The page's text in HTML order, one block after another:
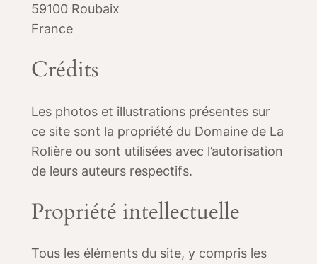
59100 Roubaix
France
Crédits
Les photos et illustrations présentes sur
ce site sont la propriété du Domaine de La
Rolière ou sont utilisées avec l’autorisation
de leurs auteurs respectifs.
Propriété intellectuelle
Tous les éléments du site, y compris les